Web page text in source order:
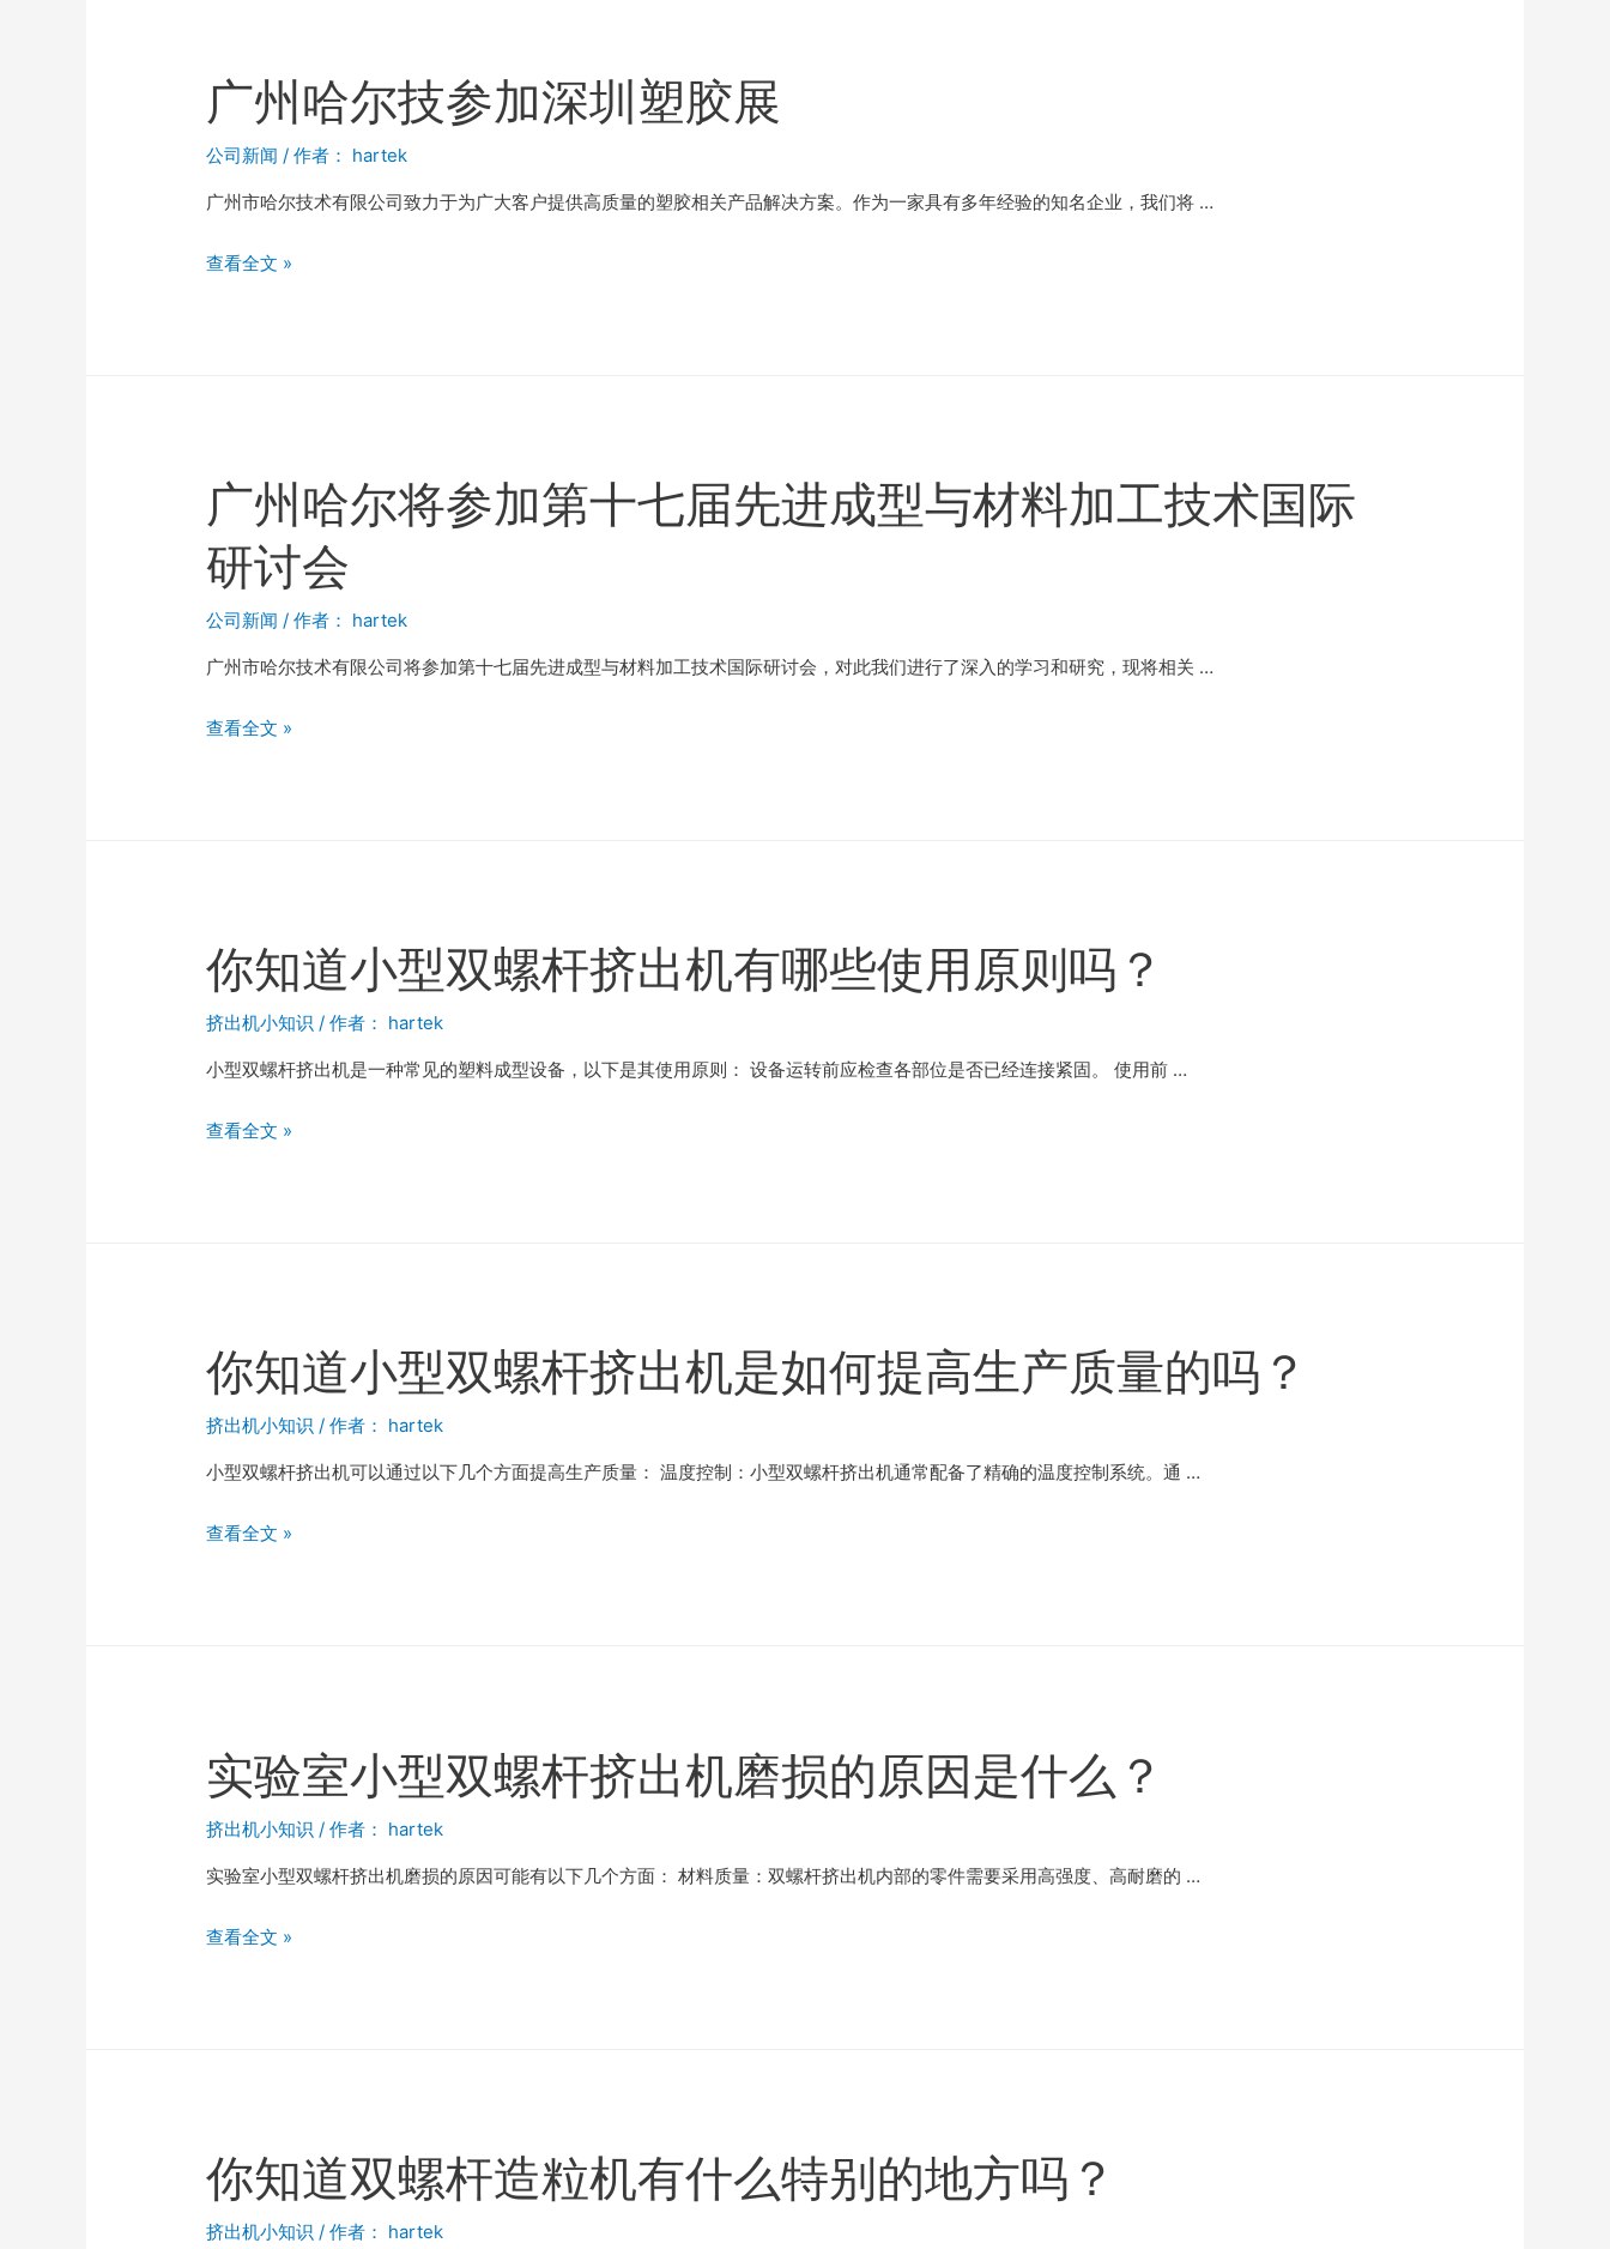
广州哈尔技参加深圳塑胶展
公司新闻 / 作者： hartek
广州市哈尔技术有限公司致力于为广大客户提供高质量的塑胶相关产品解决方案。作为一家具有多年经验的知名企业，我们将 …
查看全文 »
广州哈尔将参加第十七届先进成型与材料加工技术国际
研讨会
公司新闻 / 作者： hartek
广州市哈尔技术有限公司将参加第十七届先进成型与材料加工技术国际研讨会，对此我们进行了深入的学习和研究，现将相关 …
查看全文 »
你知道小型双螺杆挤出机有哪些使用原则吗？
挤出机小知识 / 作者： hartek
小型双螺杆挤出机是一种常见的塑料成型设备，以下是其使用原则： 设备运转前应检查各部位是否已经连接紧固。 使用前 …
查看全文 »
你知道小型双螺杆挤出机是如何提高生产质量的吗？
挤出机小知识 / 作者： hartek
小型双螺杆挤出机可以通过以下几个方面提高生产质量： 温度控制：小型双螺杆挤出机通常配备了精确的温度控制系统。通 …
查看全文 »
实验室小型双螺杆挤出机磨损的原因是什么？
挤出机小知识 / 作者： hartek
实验室小型双螺杆挤出机磨损的原因可能有以下几个方面： 材料质量：双螺杆挤出机内部的零件需要采用高强度、高耐磨的 …
查看全文 »
你知道双螺杆造粒机有什么特别的地方吗？
挤出机小知识 / 作者： hartek